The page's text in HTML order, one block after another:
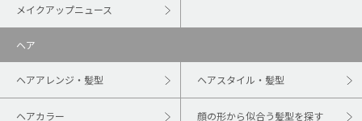
メイクアップニュース
ヘア
ヘアアレンジ・髪型 ヘアスタイル・髪型
ヘアカラー 顔の形から似合う髪型を探す